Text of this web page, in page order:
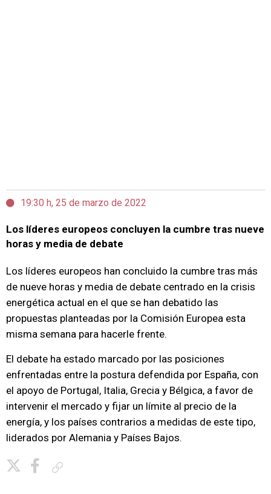
19:30 h, 25 de marzo de 2022
Los líderes europeos concluyen la cumbre tras nueve
horas y media de debate
Los líderes europeos han concluido la cumbre tras más
de nueve horas y media de debate centrado en la crisis
energética actual en el que se han debatido las
propuestas planteadas por la Comisión Europea esta
misma semana para hacerle frente.
El debate ha estado marcado por las posiciones
enfrentadas entre la postura defendida por España, con
el apoyo de Portugal, Italia, Grecia y Bélgica, a favor de
intervenir el mercado y fijar un límite al precio de la
energía, y los países contrarios a medidas de este tipo,
liderados por Alemania y Países Bajos.